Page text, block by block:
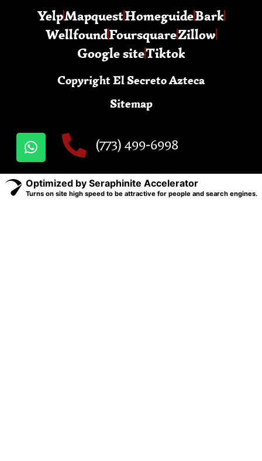
YelpMapquestHomeguideBark
WellfoundFoursquareZillow
Google siteTiktok
Copyright El Secreto Azteca
Sitemap
(773) 499-6998
Optimized by Seraphinite Accelerator
Turns on site high speed to be attractive for people and search engines.